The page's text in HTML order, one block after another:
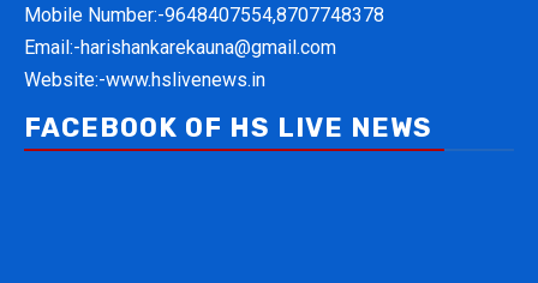
Mobile Number:-9648407554,8707748378
Email:-harishankarekauna@gmail.com
Website:-www.hslivenews.in
FACEBOOK OF HS LIVE NEWS